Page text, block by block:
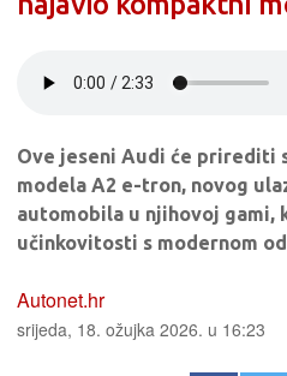
Ove jeseni Audi će prirediti
modela A2 e-tron, novog
automobila u njihovoj gami,
učinkovitosti s modernom
Autonet.hr
srijeda, 18. ožujka 2026. u 16:23